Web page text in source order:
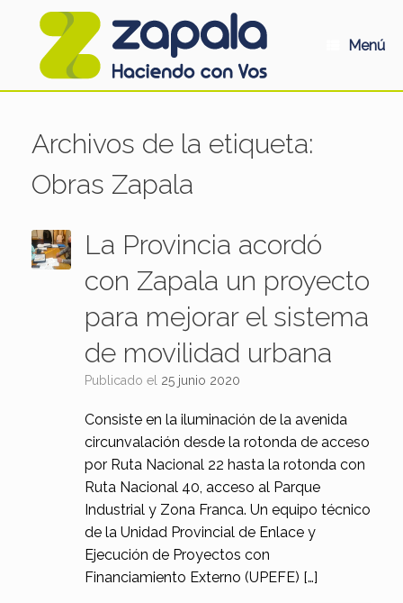
Menú
Archivos de la etiqueta:
Obras Zapala
La Provincia acordó
con Zapala un proyecto
para mejorar el sistema
de movilidad urbana
Publicado el 25 junio 2020
Consiste en la iluminación de la avenida
circunvalación desde la rotonda de acceso
por Ruta Nacional 22 hasta la rotonda con
Ruta Nacional 40, acceso al Parque
Industrial y Zona Franca. Un equipo técnico
de la Unidad Provincial de Enlace y
Ejecución de Proyectos con
Financiamiento Externo (UPEFE) […]